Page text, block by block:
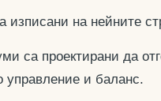
изписани на нейните
са проектирани да
управление и баланс.